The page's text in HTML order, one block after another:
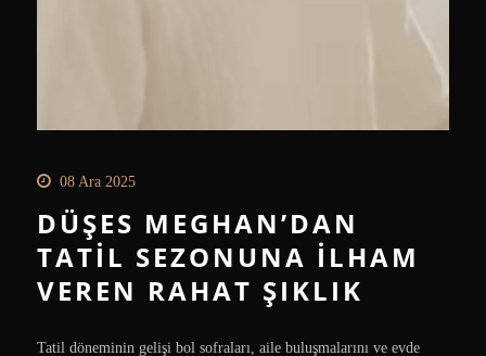
08 Ara 2025
DÜŞES MEGHAN’DAN
TATIL SEZONUNA İLHAM
VEREN RAHAT ŞIKLIK
Tatil döneminin gelişi bol sofraları, aile buluşmalarını ve evde